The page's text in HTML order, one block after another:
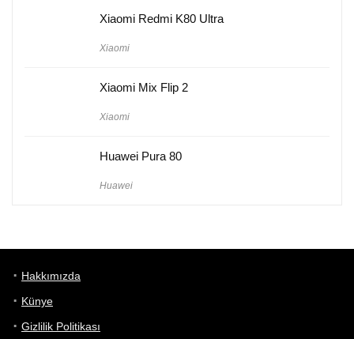
Xiaomi Redmi K80 Ultra
Xiaomi
Xiaomi Mix Flip 2
Xiaomi
Huawei Pura 80
Huawei
Hakkımızda
Künye
Gizlilik Politikası